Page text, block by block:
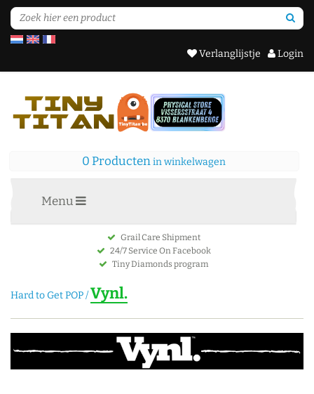
Login
Verlanglijstje
0 Producten in winkelwagen
Menu
Grail Care Shipment
24/7 Service On Facebook
Tiny Diamonds program
Hard to Get POP/Vynl.